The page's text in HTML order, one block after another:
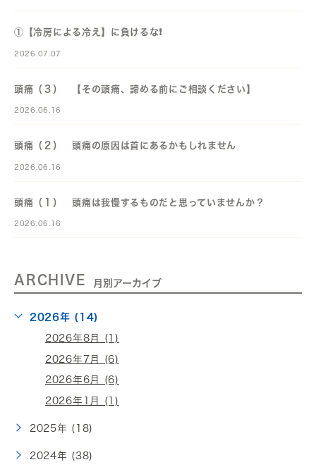
①【冷房による冷え】に負けるな❗️
2026.07.07
頭痛（３） 【その頭痛、諦める前にご相談ください】
2026.06.16
頭痛（２） 頭痛の原因は首にあるかもしれません
2026.06.16
頭痛（１） 頭痛は我慢するものだと思っていませんか？
2026.06.16
ARCHIVE 月別アーカイブ
2026年 (14)
2026年8月 (1)
2026年7月 (6)
2026年6月 (6)
2026年1月 (1)
2025年 (18)
2024年 (38)